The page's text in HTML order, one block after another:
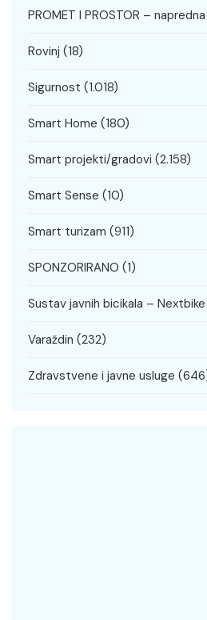
PROMET I PROSTOR –
Rovinj (18)
Sigurnost (1.018)
Smart Home (180)
Smart projekti/gradovi (2.158)
Smart Sense (10)
Smart turizam (911)
SPONZORIRANO (1)
Sustav javnih bicikala – Nextbike
Varaždin (232)
Zdravstvene i javne usluge